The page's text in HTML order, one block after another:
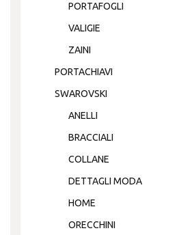
PORTAFOGLI
VALIGIE
ZAINI
PORTACHIAVI
SWAROVSKI
ANELLI
BRACCIALI
COLLANE
DETTAGLI MODA
HOME
ORECCHINI